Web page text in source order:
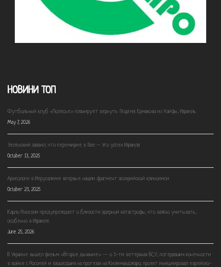
НОВИНИ ТОП
Футбольный клуб «Полесье» планирует вернуть Георгия Ермакова из Хайфы, Израиль.
May 7, 2026
Зеленский заявил, что перемирие в Газе – это успех Израиля
October 13, 2025
Археологи в Иерусалиме впервые нашли фрагмент ассирийской клинописи
October 23, 2025
Карло Ровелли предупреждает о близости ядерной катастрофы, что важно учитывать,
особенно в Израиле.
June 25, 2026
В Украине вышел фильм «Второе дыхание» — о 5-ти ветеранах ВСУ, потерявших конечности
в войне с Россией и взошедших на протезах на Килиманджаро; проект инициировал еврейско-